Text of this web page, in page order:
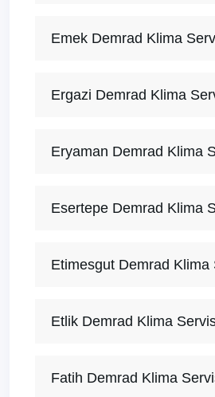
Emek Demrad Klima
Ergazi Demrad Klima
Eryaman Demrad Klima
Esertepe Demrad Klima
Etimesgut Demrad Klima
Etlik Demrad Klima
Fatih Demrad Klima